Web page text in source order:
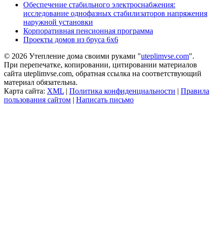
Обеспечение стабильного электроснабжения:
исследование однофазных стабилизаторов напряжения
наружной установки
Корпоративная пенсионная программа
Проекты домов из бруса 6х6
© 2026 Утепление дома своими руками "uteplimvse.com".
При перепечатке, копировании, цитировании материалов
сайта uteplimvse.com, обратная ссылка на соответствующий
материал обязательна.
Карта сайта: XML | Политика конфиденциальности | Правила
пользования сайтом | Написать письмо